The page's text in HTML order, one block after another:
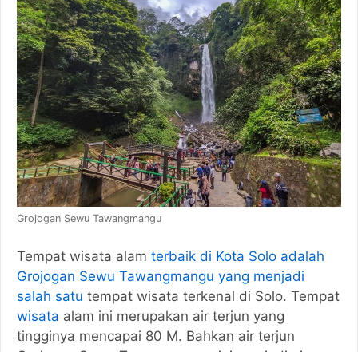
Grojogan Sewu Tawangmangu
Tempat wisata alam terbaik di Kota Solo adalah
Grojogan Sewu Tawangmangu yang menjadi
salah satu tempat wisata terkenal di Solo. Tempat
wisata alam ini merupakan air terjun yang
tingginya mencapai 80 M. Bahkan air terjun